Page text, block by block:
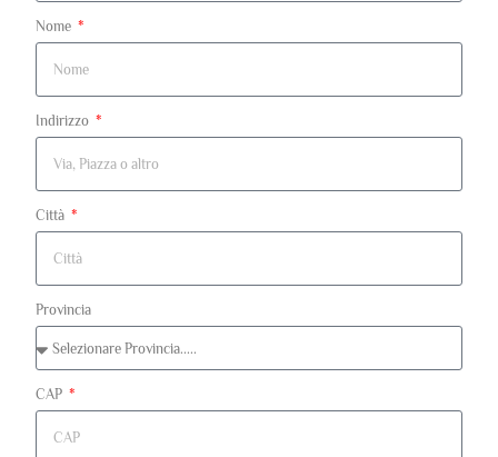
Nome
Indirizzo
Città
Provincia
CAP